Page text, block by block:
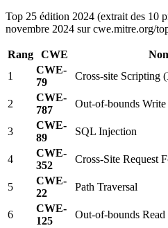
Top 25 édition 2024 (extrait des 10
novembre 2024 sur cwe.mitre.org/
Rang CWE
1
CWE-
79
Cross-site Scripting
2
CWE-
787
Out-of-bounds Write
3
CWE-
89
SQL Injection
4
CWE-
352
Cross-Site Request
5
CWE-
22
Path Traversal
6
CWE-
125
Out-of-bounds Read